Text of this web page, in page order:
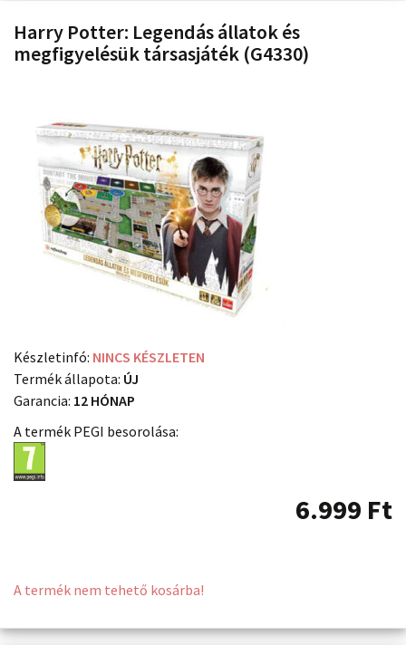
Harry Potter: Legendás állatok és
megfigyelésük társasjáték (G4330)
Készletinfó: NINCS KÉSZLETEN
Termék állapota: ÚJ
Garancia: 12 HÓNAP
A termék PEGI besorolása:
6.999 Ft
A termék nem tehető kosárba!